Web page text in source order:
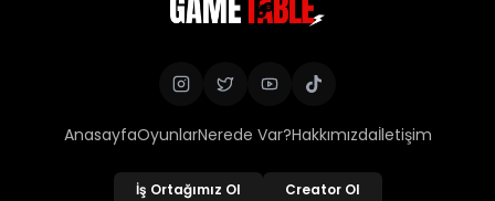
AnasayfaOyunlarNerede Var?Hakkımızdaİletişim
İş Ortağımız Ol Creator Ol